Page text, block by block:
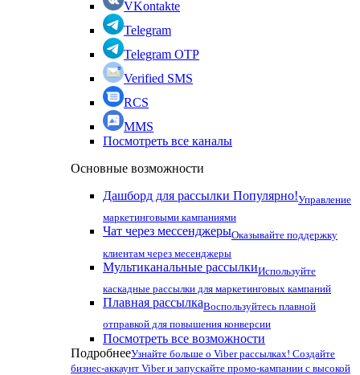
VKontakte
Telegram
Telegram OTP
Verified SMS
RCS
MMS
Посмотреть все каналы
Основные возможности
Дашборд для рассылки Популярно!Управление
маркетинговыми кампаниями
Чат через мессенджерыОказывайте поддержку
клиентам через месенджеры
Мультиканальные рассылкиИспользуйте
каскадные рассылки для маркетинговых кампаний
Плавная рассылкаВоспользуйтесь плавной
отправкой для повышения конверсии
Посмотреть все возможности
ПодробнееУзнайте больше о Viber рассылках! Создайте
бизнес-аккаунт Viber и запускайте промо-кампании с высокой